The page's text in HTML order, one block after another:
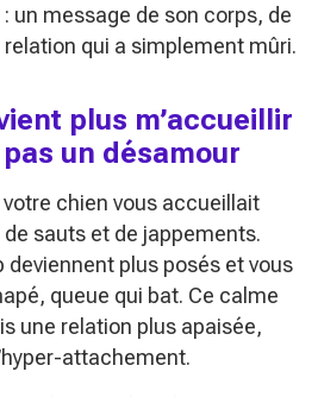
un message de son corps, de
qui a simplement mûri.
plus m’accueillir
un désamour
chien vous accueillait
sauts et de jappements.
deviennent plus posés et vous
queue qui bat. Ce calme
une relation plus apaisée,
attachement.